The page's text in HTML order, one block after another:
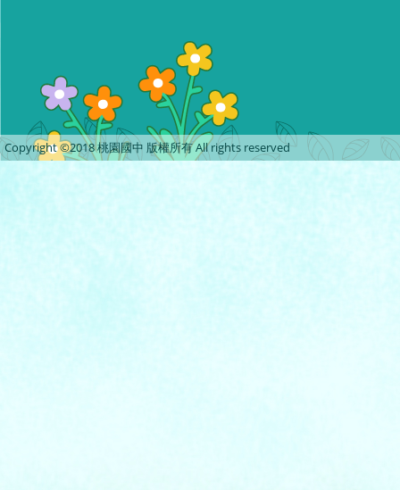
Copyright ©2018 桃園國中 版權所有 All rights reserved